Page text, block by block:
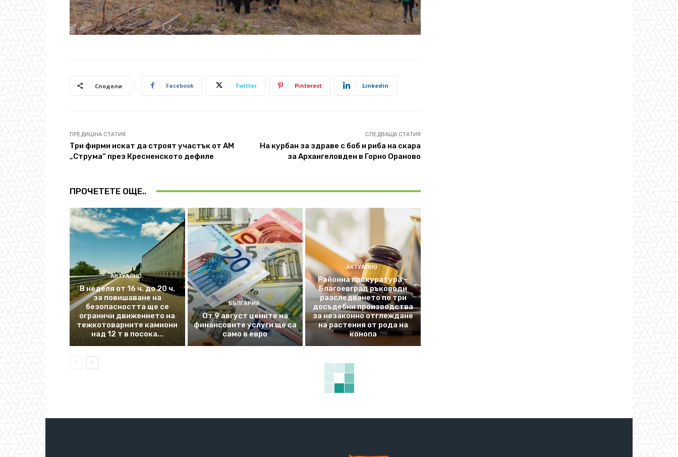
Сподели Facebook Twitter Pinterest Linkedin
ПРЕДИШНА СТАТИЯ
Три фирми искат да строят участък от АМ
„Струма“ през Кресненското дефиле
СЛЕДВАЩА СТАТИЯ
На курбан за здраве с боб и риба на скара
за Архангеловден в Горно Ораново
ПРОЧЕТЕТЕ ОЩЕ..
АКТУАЛНО
В неделя от 16 ч. до 20 ч.
за повишаване на
безопасността ще се
ограничи движението на
тежкотоварните камиони
над 12 т в посока...
БЪЛГАРИЯ
От 9 август цените на
финансовите услуги ще са
само в евро
АКТУАЛНО
Районна прокуратура –
Благоевград ръководи
разследването по три
досъдебни производства
за незаконно отглеждане
на растения от рода на
конопа